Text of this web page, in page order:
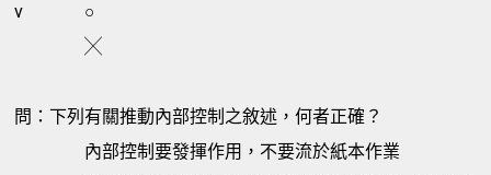
v
○
╳
問：下列有關推動內部控制之敘述，何者正確？
內部控制要發揮作用，不要流於紙本作業